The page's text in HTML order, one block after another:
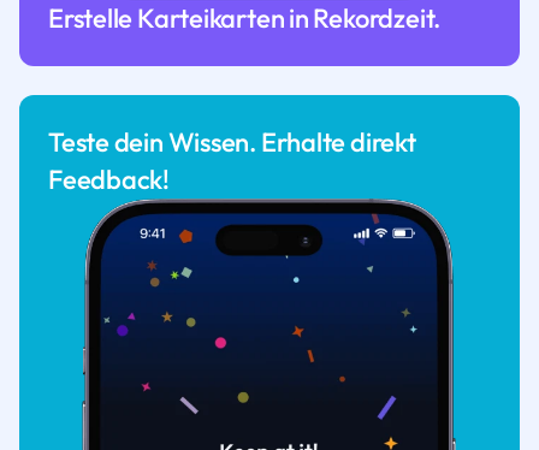
Erstelle Karteikarten in Rekordzeit.
Teste dein Wissen. Erhalte direkt
Feedback!